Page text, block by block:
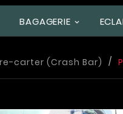
BAGAGERIE
carter (Crash Bar)